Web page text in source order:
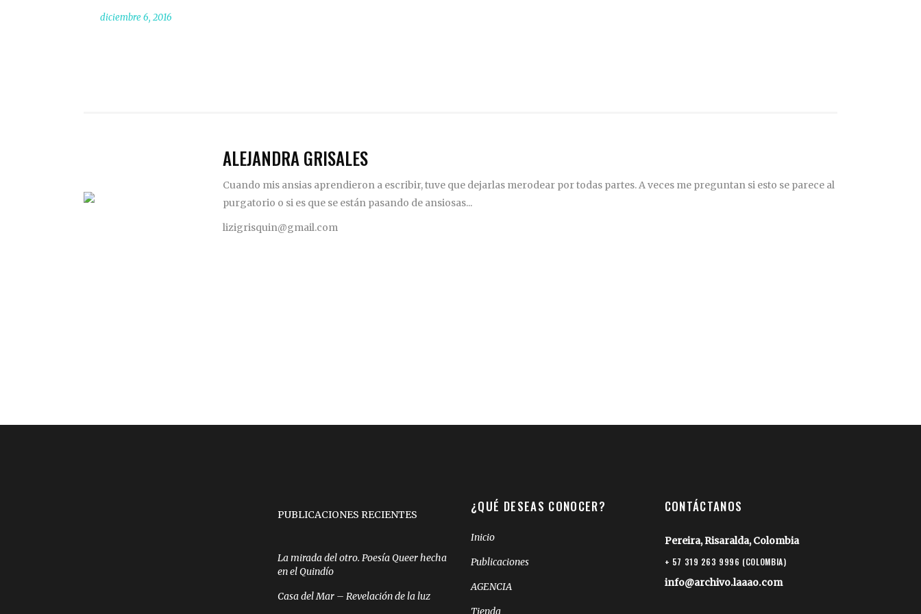
diciembre 6, 2016
ALEJANDRA GRISALES
Cuando mis ansias aprendieron a escribir, tuve que dejarlas merodear por todas partes. A veces me preguntan si esto se parece al
purgatorio o si es que se están pasando de ansiosas...
lizigrisquin@gmail.com
PUBLICACIONES RECIENTES
La mirada del otro. Poesía Queer hecha
en el Quindío
Casa del Mar – Revelación de la luz
¿QUÉ DESEAS CONOCER?
Inicio
Publicaciones
AGENCIA
Tienda
CONTÁCTANOS
Pereira, Risaralda, Colombia
+ 57 319 263 9996 (COLOMBIA)
info@archivo.laaao.com